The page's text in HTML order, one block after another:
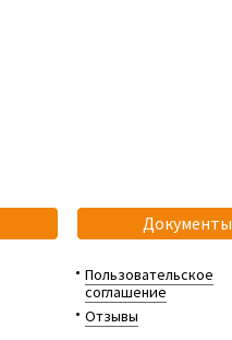
Документы
Пользовательское
соглашение
Отзывы